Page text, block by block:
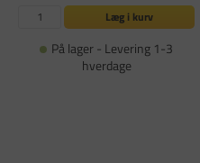
Læg i kurv
På lager - Levering 1-3
hverdage